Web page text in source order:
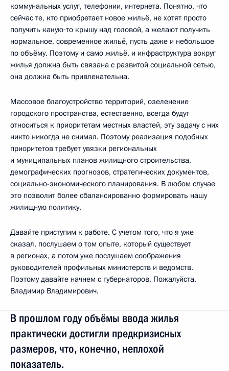
коммунальных услуг, телефонии, интернета. Понятно, что
сейчас те, кто приобретает новое жильё, не хотят просто
получить какую‑то крышу над головой, а желают получить
нормальное, современное жильё, пусть даже и небольшое
по объёму. Поэтому и само жильё, и инфраструктура вокруг
жилья должна быть связана с развитой социальной сетью,
она должна быть привлекательна.
Массовое благоустройство территорий, озеленение
городского пространства, естественно, всегда будут
относиться к приоритетам местных властей, эту задачу с них
никто никогда не снимал. Поэтому реализация подобных
приоритетов требует увязки региональных
и муниципальных планов жилищного строительства,
демографических прогнозов, стратегических документов,
социально-экономического планирования. В любом случае
это позволит более сбалансированно формировать нашу
жилищную политику.
Давайте приступим к работе. С учетом того, что я уже
сказал, послушаем о том опыте, который существует
в регионах, а потом уже послушаем соображения
руководителей профильных министерств и ведомств.
Поэтому давайте начнем с губернаторов. Пожалуйста,
Владимир Владимирович.
В прошлом году объёмы ввода жилья
практически достигли предкризисных
размеров, что, конечно, неплохой
показатель.